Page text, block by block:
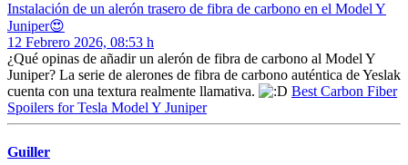
Instalación de un alerón trasero de fibra de carbono en el Model Y
Juniper😍
12 Febrero 2026, 08:53 h
¿Qué opinas de añadir un alerón de fibra de carbono al Model Y
Juniper? La serie de alerones de fibra de carbono auténtica de Yeslak
cuenta con una textura realmente llamativa.
Best Carbon Fiber
Spoilers for Tesla Model Y Juniper
Guiller